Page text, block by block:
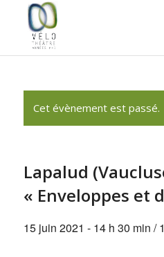
Cet évènement est passé.
Lapalud
« Enveloppes et
15 juin 2021 - 14 h 30 min /